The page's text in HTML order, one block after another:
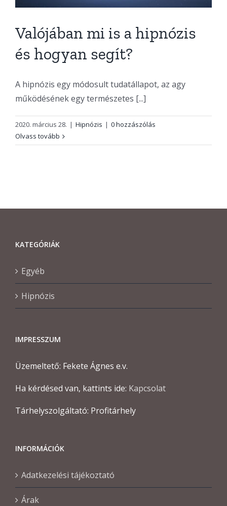
Valójában mi is a hipnózis
és hogyan segít?
A hipnózis egy módosult tudatállapot, az agy
működésének egy természetes [...]
2020. március 28. | Hipnózis | 0 hozzászólás
Olvass tovább
KATEGÓRIÁK
Egyéb
Hipnózis
IMPRESSZUM
Üzemeltető: Fekete Ágnes e.v.
Ha kérdésed van, kattints ide: Kapcsolat
Tárhelyszolgáltató: Profitárhely
INFORMÁCIÓK
Adatkezelési tájékoztató
Árak